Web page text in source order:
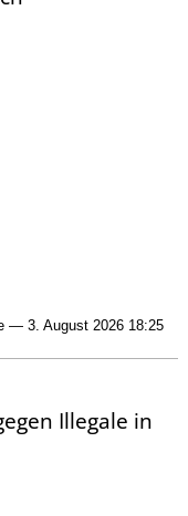
— 3. August 2026 18:25
Illegale in